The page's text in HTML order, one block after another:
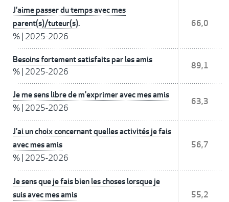
J'aime passer du temps avec mes
parent(s)/tuteur(s).
% 2025-2026
66,0
Besoins fortement satisfaits par les amis
% 2025-2026
89,1
Je me sens libre de m'exprimer avec mes amis
% 2025-2026
63,3
J'ai un choix concernant quelles activités je fais
avec mes amis
% 2025-2026
56,7
Je sens que je fais bien les choses lorsque je
suis avec mes amis
55,2